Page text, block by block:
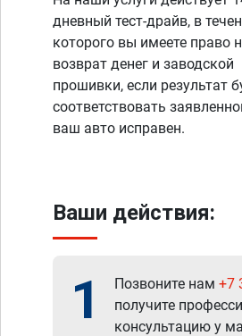
дневный тест-драйв, в
которого вы имеете право
возврат денег и заводской
прошивки, если результат
соответствовать
ваш авто исправен.
Ваши действия:
1 Позвоните нам +7
получите
консультацию у